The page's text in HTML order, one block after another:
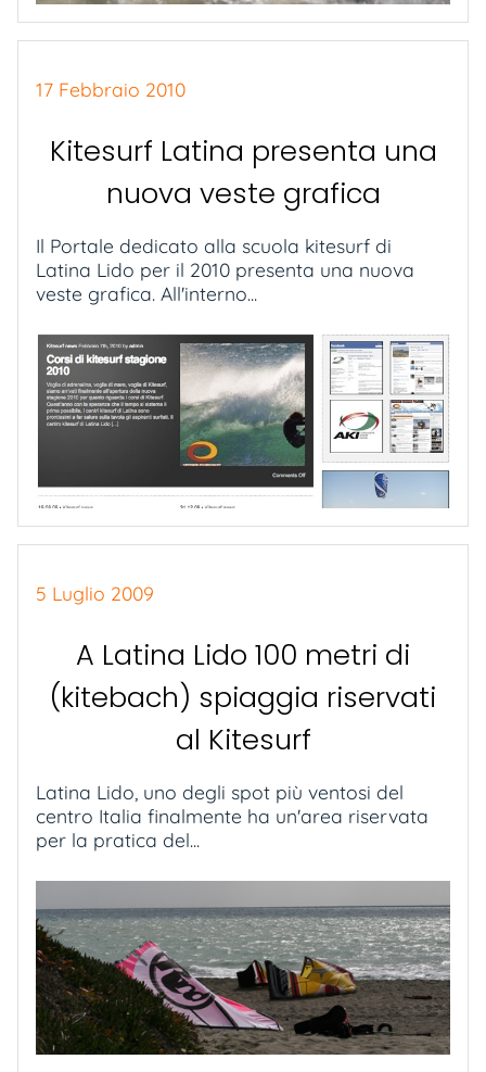
17 Febbraio 2010
Kitesurf Latina presenta una
nuova veste grafica
Il Portale dedicato alla scuola kitesurf di
Latina Lido per il 2010 presenta una nuova
veste grafica. All'interno...
5 Luglio 2009
A Latina Lido 100 metri di
(kitebach) spiaggia riservati
al Kitesurf
Latina Lido, uno degli spot più ventosi del
centro Italia finalmente ha un'area riservata
per la pratica del...